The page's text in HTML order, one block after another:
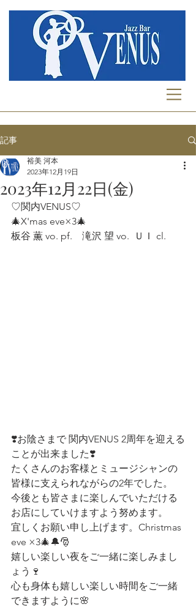
記事
2023年12月22日(金)
裕美 河本
2023年12月19日
♡関内VENUS♡
🎄X'mas eve×3🎄
板谷 薫 vo. pf.    滝沢 望 vo.  ＵＩ cl.
❣️お陰さまで 関内VENUS 2周年を迎える
ことが出来ました❣️
たくさんのお客様とミュージシャンの
皆様に支えられながらの2年でした。
今後とも皆さまに楽しんでいただける
お店にしていけますよう努めます。
宜しくお願い申し上げます。Christmas
eve ×3🎄🔔🎅
嬉しい楽しい夜をご一緒に楽しみまし
ょう🍷
心も身体も嬉しい楽しい時間をご一緒
できますように🌸